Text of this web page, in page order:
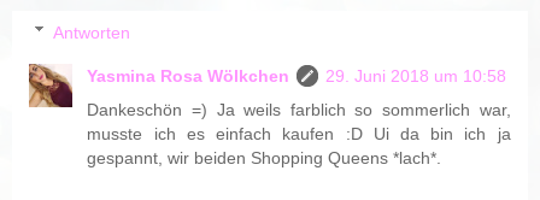
Antworten
Yasmina Rosa Wölkchen
29. Juni 2018 um 10:58
Dankeschön =) Ja weils farblich so sommerlich war,
musste ich es einfach kaufen :D Ui da bin ich ja
gespannt, wir beiden Shopping Queens *lach*.